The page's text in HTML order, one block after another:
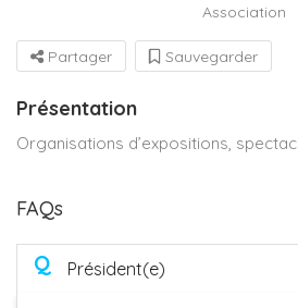
Association
Partager Sauvegarder
Présentation
Organisations d’expositions,
FAQs
Q Président(e)